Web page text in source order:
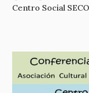
Centro Social